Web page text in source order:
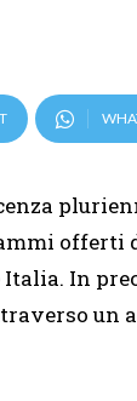
offerti
In
un